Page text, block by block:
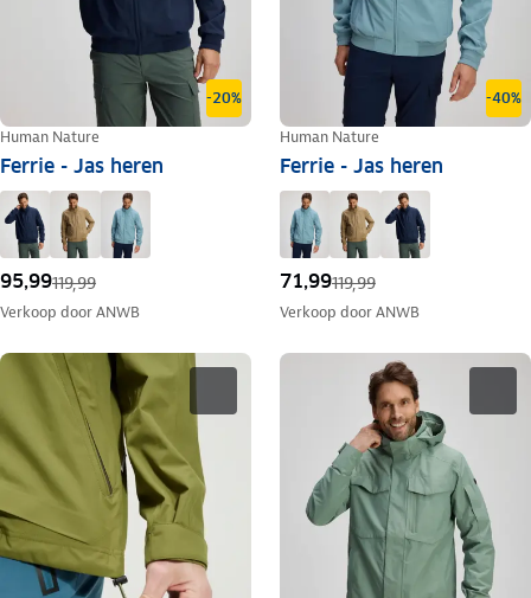
-20%
Human Nature
Ferrie - Jas heren
95,99119,99
Verkoop doorANWB
-40%
Human Nature
Ferrie - Jas heren
71,99119,99
Verkoop doorANWB